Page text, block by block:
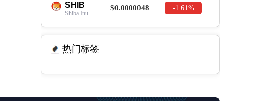
SHIB
Shiba Inu
$0.0000048 -1.61%
热门标签